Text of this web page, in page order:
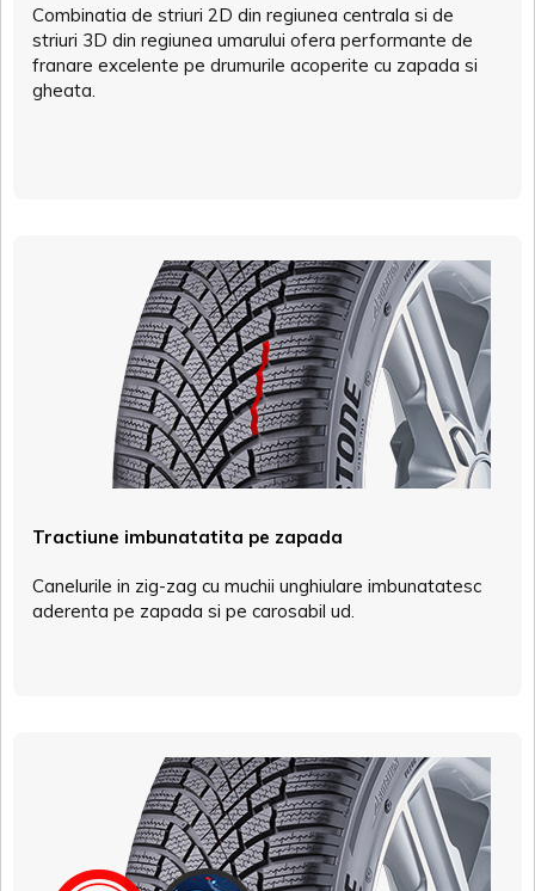
Combinatia de striuri 2D din regiunea centrala si de
striuri 3D din regiunea umarului ofera performante de
franare excelente pe drumurile acoperite cu zapada si
gheata.
Tractiune imbunatatita pe zapada
Canelurile in zig-zag cu muchii unghiulare imbunatatesc
aderenta pe zapada si pe carosabil ud.